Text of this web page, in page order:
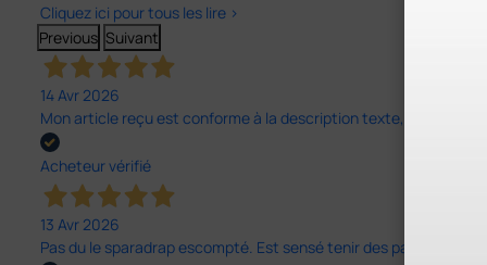
Cliquez ici pour tous les lire >
Previous Suivant
14 Avr 2026
Mon article reçu est conforme à la description texte, image et
Acheteur vérifié
13 Avr 2026
Pas du le sparadrap escompté. Est sensé tenir des